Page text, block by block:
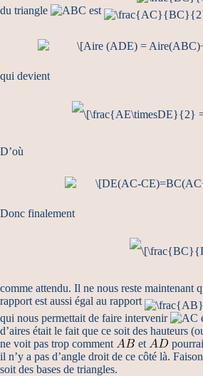
du triangle
est
qui devient
D’où
Donc finalement
comme attendu. Il ne nous reste maintenant
rapport est aussi égal au rapport
qui nous permettait de faire intervenir
d’aires était le fait que ce soit des hauteurs
ne voit pas trop comment
et
il n’y a pas d’angle droit de ce côté là.
soit des bases de triangles.